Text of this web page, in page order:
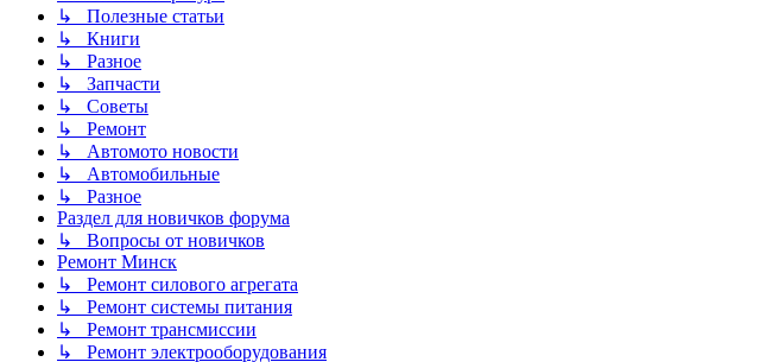
↳ Полезные статьи
↳ Книги
↳ Разное
↳ Запчасти
↳ Советы
↳ Ремонт
↳ Автомото новости
↳ Автомобильные
↳ Разное
Раздел для новичков форума
↳ Вопросы от новичков
Ремонт Минск
↳ Ремонт силового агрегата
↳ Ремонт системы питания
↳ Ремонт трансмиссии
↳ Ремонт электрооборудования